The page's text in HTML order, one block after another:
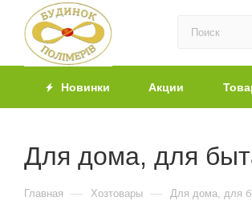
Новинки Акции
Для дома, для
Главная — Хозтовары — Для дома, для